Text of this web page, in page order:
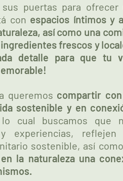
sus puertas para ofrecer
con espacios íntimos y
así como una
frescos y
detalle para que tu
queremos compartir
sostenible y en
cual buscamos que
experiencias,
sostenible, así como
la naturaleza una